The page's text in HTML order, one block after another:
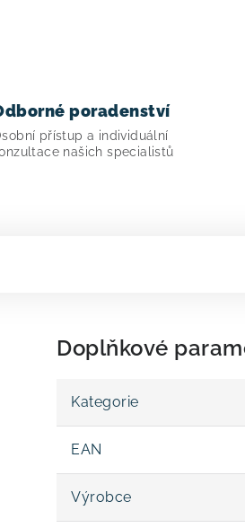
poradenství
přístup a individuální
našich specialistů
Doplňkové
Kategorie
EAN
Výrobce